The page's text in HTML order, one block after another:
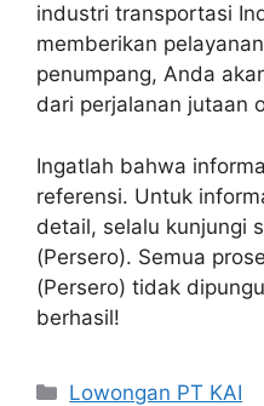
industri transportasi
memberikan
penumpang, Anda
dari perjalanan jutaan
Ingatlah bahwa
referensi. Untuk
detail, selalu kunjungi
(Persero). Semua
(Persero) tidak
berhasil!
Categories
Lowongan PT KAI